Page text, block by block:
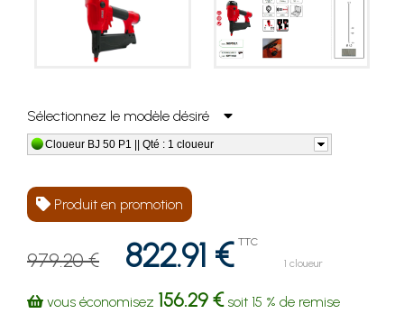
Sélectionnez le modèle désiré
Cloueur BJ 50 P1 || Qté : 1 cloueur
Produit en promotion
979.20 € 822.91 € TTC
1 cloueur
vous économisez 156.29 €soit 15 % de remise